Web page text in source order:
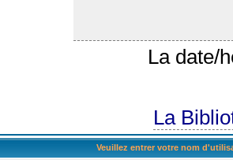
La date/
La
Veuillez entrer votre nom